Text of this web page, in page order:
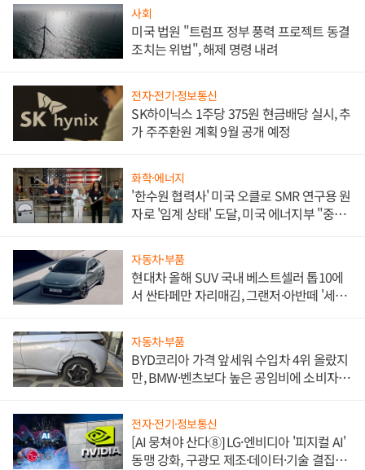
사회
미국 법원 "트럼프 정부 풍력 프로젝트 동결
조치는 위법", 해제 명령 내려
전자·전기·정보통신
SK하이닉스 1주당 375원 현금배당 실시, 추
가 주주환원 계획 9월 공개 예정
화학·에너지
'한수원 협력사' 미국 오클로 SMR 연구용 원
자로 '임계 상태' 도달, 미국 에너지부 "중요
자동차·부품
현대차 올해 SUV 국내 베스트셀러 톱10에
서 싼타페만 자리매김, 그랜저·아반떼 '세단
자동차·부품
BYD코리아 가격 앞세워 수입차 4위 올랐지
만, BMW·벤츠보다 높은 공임비에 소비자
전자·전기·정보통신
[AI 뭉쳐야 산다⑧] LG·엔비디아 '피지컬 AI'
동맹 강화, 구광모 제조·데이터·기술 결집